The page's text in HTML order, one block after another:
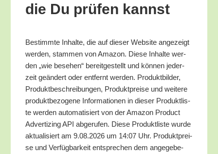
die Du prü­fen kannst
Bestimm­te Inhal­te, die auf die­ser Web­site ange­zeigt
wer­den, stam­men von Ama­zon. Die­se Inhal­te wer­
den „wie bese­hen“ bereit­ge­stellt und kön­nen jeder­
zeit geän­dert oder ent­fernt wer­den. Pro­dukt­bil­der,
Pro­dukt­be­schrei­bun­gen, Pro­dukt­prei­se und wei­te­re
pro­dukt­be­zo­ge­ne Infor­ma­tio­nen in die­ser Pro­dukt­lis­
te wer­den auto­ma­ti­siert von der Ama­zon Pro­duct
Adver­tiz­ing API abge­ru­fen. Die­se Pro­dukt­lis­te wur­de
aktua­li­siert am 9.08.2026 um 14:07 Uhr. Pro­dukt­prei­
se und Ver­füg­bar­keit ent­spre­chen dem ange­ge­be­